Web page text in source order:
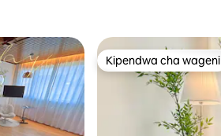
Kipendwa cha wageni
Kipendwa cha wageni